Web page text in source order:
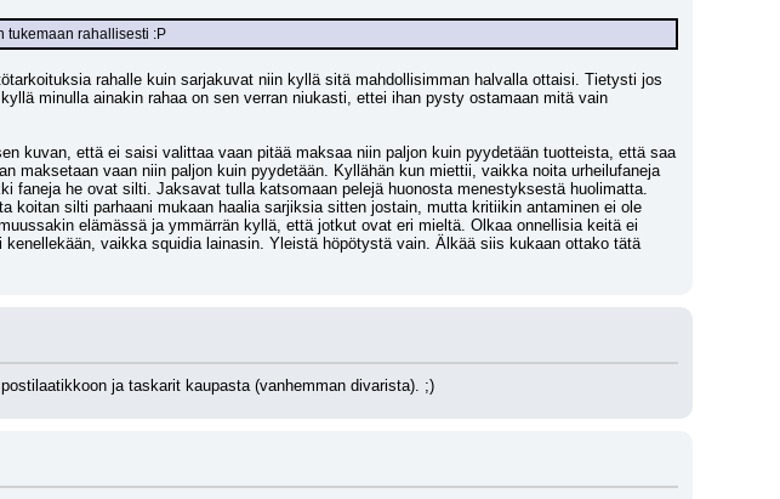
tukemaan rahallisesti :P
rahalle kuin sarjakuvat niin kyllä sitä mahdollisimman halvalla ottaisi. Tietysti jos
minulla ainakin rahaa on sen verran niukasti, ettei ihan pysty ostamaan mitä vain
kuvan, että ei saisi valittaa vaan pitää maksaa niin paljon kuin pyydetään tuotteista, että saa
maksetaan vaan niin paljon kuin pyydetään. Kyllähän kun miettii, vaikka noita urheilufaneja
faneja he ovat silti. Jaksavat tulla katsomaan pelejä huonosta menestyksestä huolimatta.
koitan silti parhaani mukaan haalia sarjiksia sitten jostain, mutta kritiikin antaminen ei ole
elämässä ja ymmärrän kyllä, että jotkut ovat eri mieltä. Olkaa onnellisia keitä ei
vaikka squidia lainasin. Yleistä höpötystä vain. Älkää siis kukaan ottako tätä
ja taskarit kaupasta (vanhemman divarista). ;)